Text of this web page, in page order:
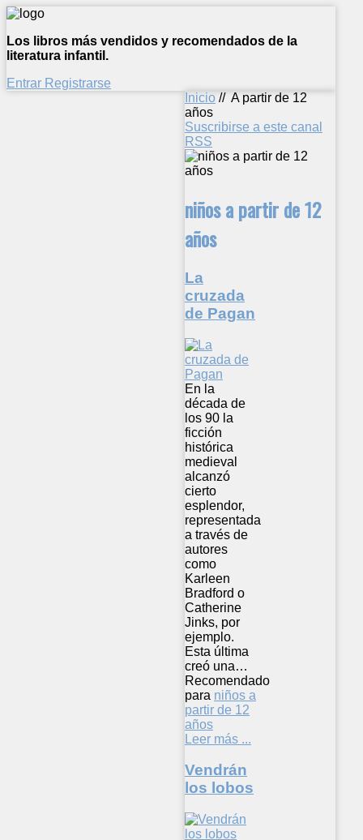
Los libros más vendidos y recomendados de la
literatura infantil.
Entrar Registrarse
Inicio // A partir de 12
años
Suscribirse a este canal
RSS
niños a partir de 12
años
La
cruzada
de Pagan
En la
década de
los 90 la
ficción
histórica
medieval
alcanzó
cierto
esplendor,
representada
a través de
autores
como
Karleen
Bradford o
Catherine
Jinks, por
ejemplo.
Esta última
creó una…
Recomendado
para niños a
partir de 12
años
Leer más ...
Vendrán
los lobos